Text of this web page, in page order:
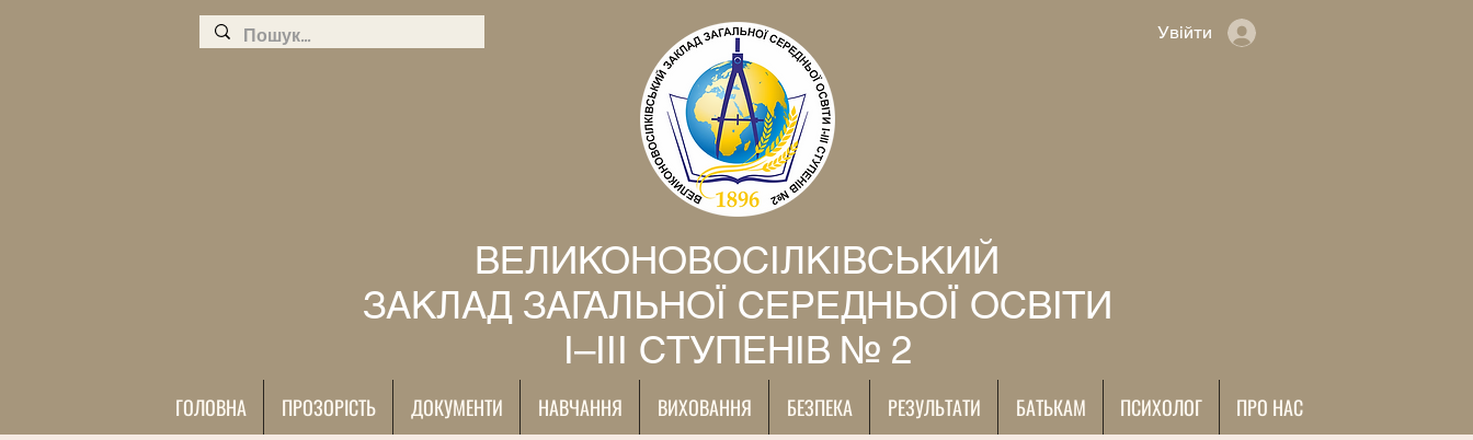
Увійти
ВЕЛИКОНОВОСІЛКІВСЬКИЙ
ЗАКЛАД ЗАГАЛЬНОЇ СЕРЕДНЬОЇ ОСВІТИ
І–ІІІ СТУПЕНІВ № 2
ГОЛОВНА ПРОЗОРІСТЬ ДОКУМЕНТИ НАВЧАННЯ ВИХОВАННЯ БЕЗПЕКА РЕЗУЛЬТАТИ БАТЬКАМ ПСИХОЛОГ ПРО НАС